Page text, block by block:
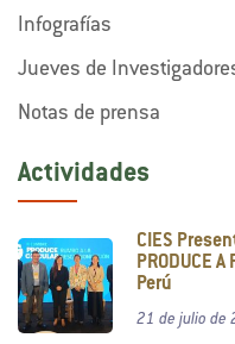
Infografías
Jueves de
Notas de prensa
Actividades
CIES
PRODUCE
Perú
21 de julio de